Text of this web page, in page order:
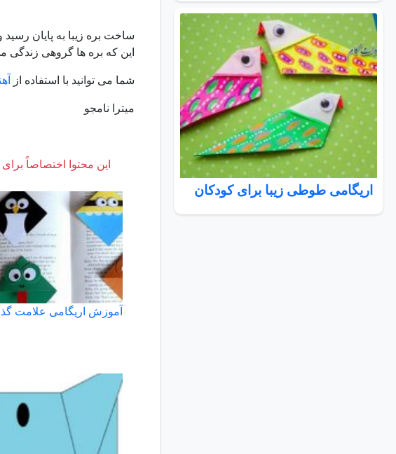
اریگامی طوطی زیبا برای کودکان
ساخت بره زیبا به پایان
این که بره ها گروهی زندگی
شما می توانید با استفاده از
میترا نامجو
این محتوا اختصاصاً
آموزش اریگامی علامت